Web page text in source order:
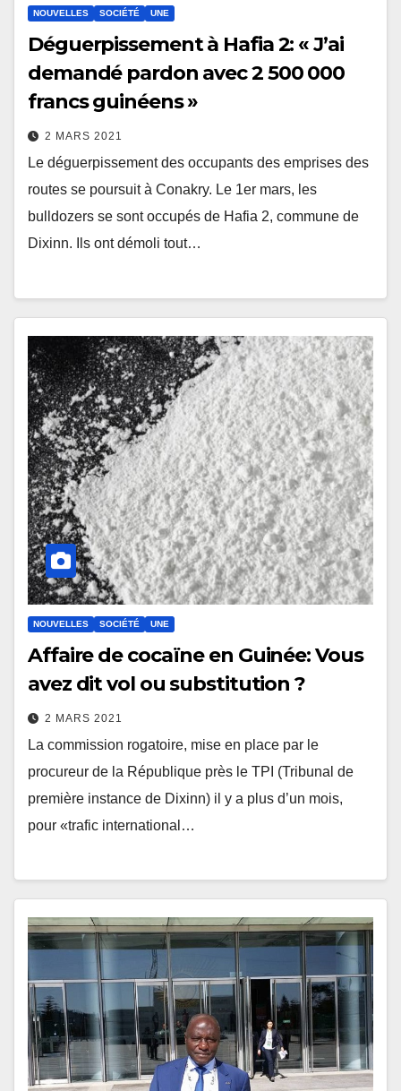
NOUVELLES SOCIÉTÉ UNE
Déguerpissement à Hafia 2: « J’ai
demandé pardon avec 2 500 000
francs guinéens »
2 MARS 2021
Le déguerpissement des occupants des emprises des
routes se poursuit à Conakry. Le 1er mars, les
bulldozers se sont occupés de Hafia 2, commune de
Dixinn. Ils ont démoli tout…
NOUVELLES SOCIÉTÉ UNE
Affaire de cocaïne en Guinée: Vous
avez dit vol ou substitution ?
2 MARS 2021
La commission rogatoire, mise en place par le
procureur de la République près le TPI (Tribunal de
première instance de Dixinn) il y a plus d’un mois,
pour «trafic international…